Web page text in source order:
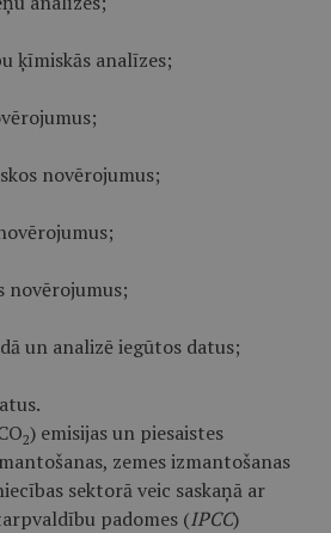
ķīmiskās analīzes;
novērojumus;
novērojumus;
un analizē iegūtos datus;
2) emisijas un piesaistes
zemes izmantošanas
sektorā veic saskaņā ar
padomes (IPCC)